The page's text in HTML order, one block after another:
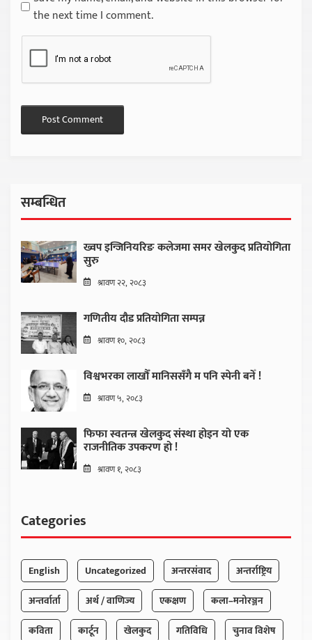
the next time I comment.
सम्बन्धित
ख्वप इन्जिनियरिङ कलेजमा समर खेलकुद प्रतियोगिता
सुरु
श्रावण २२, २०८३
गणितीय दौड प्रतियोगिता सम्पन्न
श्रावण १०, २०८३
विश्वभरका लाखौँ मानिससँगै म पनि स्पेनी बनेँ !
श्रावण ५, २०८३
फिफा स्वतन्त्र खेलकुद संस्था होइन यो एक
राजनीतिक उपकरण हो !
श्रावण १, २०८३
Categories
English Uncategorized अन्तरसंवाद
अन्तर्राष्ट्रिय
अन्तर्वार्ता
अर्थ / वाणिज्य एकक्षण
कला–मनोरञ्जन
कविता
कार्टून खेलकुद गतिविधि
चुनाव विशेष